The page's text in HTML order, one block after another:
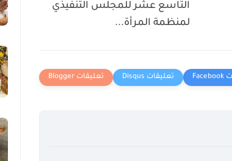
التاسع عشر للمجلس التنفيذي
لمنظمة المرأة...